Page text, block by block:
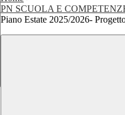
PN SCUOLA E
Piano Estate 2025/2026-